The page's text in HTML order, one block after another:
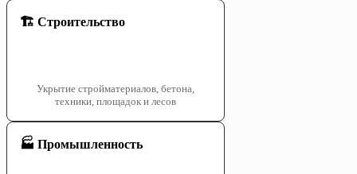
🏗️ Строительство
Укрытие стройматериалов, бетона,
техники, площадок и лесов
🏭 Промышленность